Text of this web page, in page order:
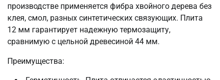
производстве применяется фибра хвойного дерева без
клея, смол, разных синтетических связующих. Плита
12 мм гарантирует надежную термозащиту,
сравнимую с цельной древесиной 44 мм.
Преимущества: